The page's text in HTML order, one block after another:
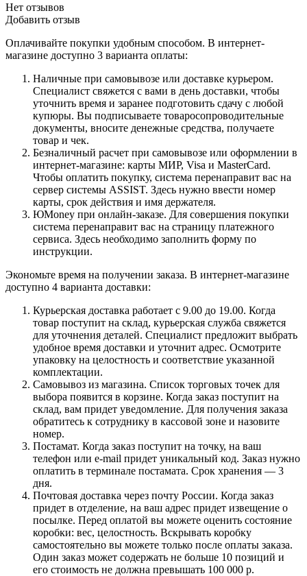
Нет отзывов
Добавить отзыв
Оплачивайте покупки удобным способом. В интернет-
магазине доступно 3 варианта оплаты:
Наличные при самовывозе или доставке курьером.
Специалист свяжется с вами в день доставки, чтобы
уточнить время и заранее подготовить сдачу с любой
купюры. Вы подписываете товаросопроводительные
документы, вносите денежные средства, получаете
товар и чек.
Безналичный расчет при самовывозе или оформлении в
интернет-магазине: карты МИР, Visa и MasterCard.
Чтобы оплатить покупку, система перенаправит вас на
сервер системы ASSIST. Здесь нужно ввести номер
карты, срок действия и имя держателя.
ЮMoney при онлайн-заказе. Для совершения покупки
система перенаправит вас на страницу платежного
сервиса. Здесь необходимо заполнить форму по
инструкции.
Экономьте время на получении заказа. В интернет-магазине
доступно 4 варианта доставки:
Курьерская доставка работает с 9.00 до 19.00. Когда
товар поступит на склад, курьерская служба свяжется
для уточнения деталей. Специалист предложит выбрать
удобное время доставки и уточнит адрес. Осмотрите
упаковку на целостность и соответствие указанной
комплектации.
Самовывоз из магазина. Список торговых точек для
выбора появится в корзине. Когда заказ поступит на
склад, вам придет уведомление. Для получения заказа
обратитесь к сотруднику в кассовой зоне и назовите
номер.
Постамат. Когда заказ поступит на точку, на ваш
телефон или e-mail придет уникальный код. Заказ нужно
оплатить в терминале постамата. Срок хранения — 3
дня.
Почтовая доставка через почту России. Когда заказ
придет в отделение, на ваш адрес придет извещение о
посылке. Перед оплатой вы можете оценить состояние
коробки: вес, целостность. Вскрывать коробку
самостоятельно вы можете только после оплаты заказа.
Один заказ может содержать не больше 10 позиций и
его стоимость не должна превышать 100 000 р.